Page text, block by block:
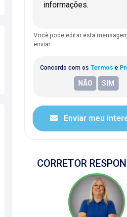
Você pode editar esta
enviar.
Concordo com os Termos e
Enviar meu
CORRETOR